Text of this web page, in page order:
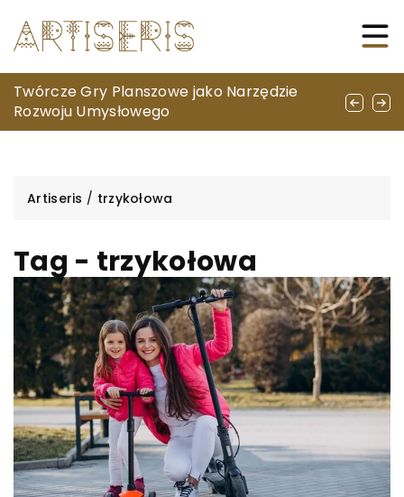
Jak wybrać idealny sprzęt na pierwszy
sezon wędkarski?
Twórcze Gry Planszowe jako Narzędzie
Rozwoju Umysłowego
Zrozumieć szachy: odkrywanie głębi
logicznego myślenia
Artiseris / trzykołowa
Tag - trzykołowa